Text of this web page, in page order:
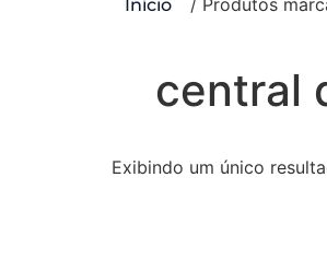
Início
central
Exibindo um único